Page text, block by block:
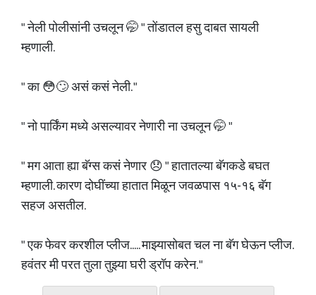
" नेली पोलीसांनी उचलून 🤭 " तोंडातल हसु दाबत सायली
म्हणाली.
" का 😳🙄 असं कसं नेली. "
" नो पार्किंग मध्ये असल्यावर नेणारी ना उचलून 🤭 "
" मग आता ह्या बॅग्स कसं नेणार 😞 " हातातल्या बॅगकडे बघत
म्हणाली. कारण दोघींच्या हातात मिळून जवळपास १५-१६ बॅग
सहज असतील.
" एक फेवर करशील प्लीज..... माझ्यासोबत चल ना बॅग घेऊन प्लीज.
हवंतर मी परत तुला तुझ्या घरी ड्रॉप करेन. "